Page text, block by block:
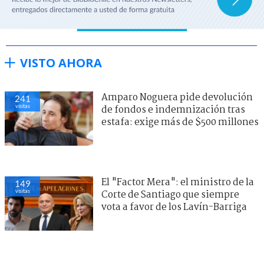
VISTO AHORA
241
visitas
Amparo Noguera pide devolución
de fondos e indemnización tras
estafa: exige más de $500 millones
149
visitas
El "Factor Mera": el ministro de la
Corte de Santiago que siempre
vota a favor de los Lavín-Barriga